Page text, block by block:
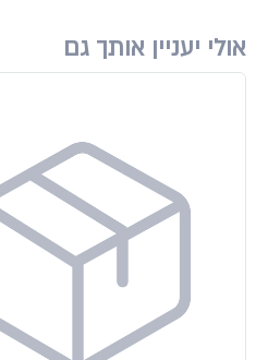
אולי יעניין אותך גם